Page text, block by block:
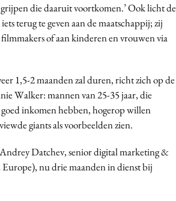
die daaruit voortkomen.’ Ook licht de
terug te geven aan de maatschappij; zij
of aan kinderen en vrouwen via
1,5-2 maanden zal duren, richt zich op de
Walker: mannen van 25-35 jaar, die
inkomen hebben, hogerop willen
giants als voorbeelden zien.
Datchev, senior digital marketing &
nu drie maanden in dienst bij